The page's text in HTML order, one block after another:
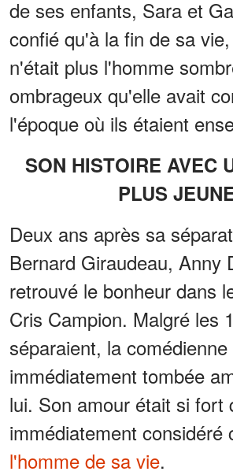
de ses enfants, Sara et
confié qu'à la fin de sa
n'était plus l'homme
ombrageux qu'elle avait
l'époque où ils étaient
SON HISTOIRE AVEC
PLUS
Deux ans après sa
Bernard Giraudeau, Anny
retrouvé le bonheur dans
Cris Campion. Malgré les
séparaient, la
immédiatement tombée
lui. Son amour était si fort
immédiatement considéré
l'homme de sa vie.